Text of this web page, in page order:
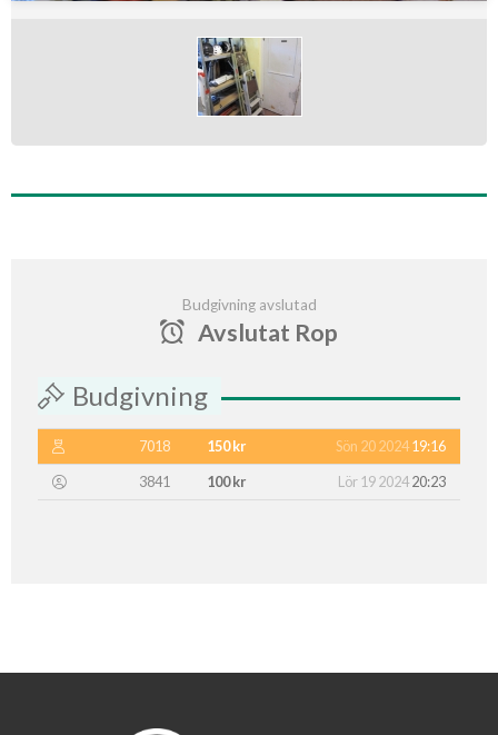
Budgivning avslutad
Avslutat Rop
Budgivning
7018 150 kr Sön 20 202419:16
3841
100 kr Lör 19 202420:23